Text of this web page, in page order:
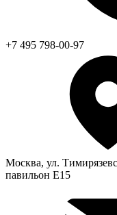
+7 495 798-00-97
Москва, ул.
павильон Е15